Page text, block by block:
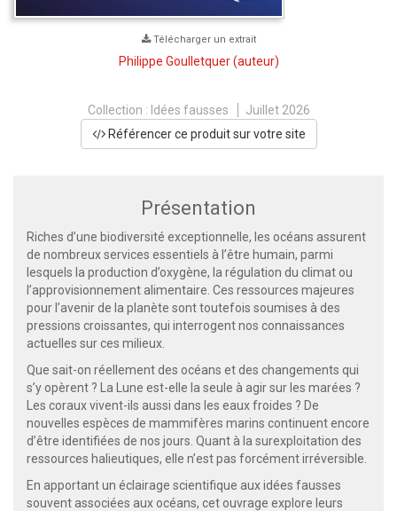
Télécharger un extrait
Philippe Goulletquer(auteur)
Collection : Idées fausses
Juillet 2026
Référencer ce produit sur votre site
Présentation
Riches d’une biodiversité exceptionnelle, les océans assurent
de nombreux services essentiels à l’être humain, parmi
lesquels la production d’oxygène, la régulation du climat ou
l’approvisionnement alimentaire. Ces ressources majeures
pour l’avenir de la planète sont toutefois soumises à des
pressions croissantes, qui interrogent nos connaissances
actuelles sur ces milieux.
Que sait-on réellement des océans et des changements qui
s’y opèrent ? La Lune est-elle la seule à agir sur les marées ?
Les coraux vivent-ils aussi dans les eaux froides ? De
nouvelles espèces de mammifères marins continuent encore
d’être identifiées de nos jours. Quant à la surexploitation des
ressources halieutiques, elle n’est pas forcément irréversible.
En apportant un éclairage scientifique aux idées fausses
souvent associées aux océans, cet ouvrage explore leurs